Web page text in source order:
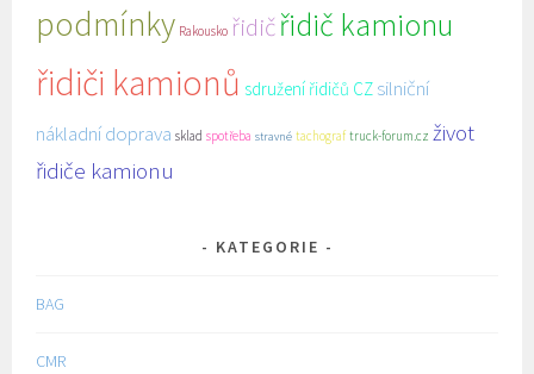
podmínky Rakousko řidičřidič kamionu
řidiči kamionů sdružení řidičů CZ silniční
nákladní doprava sklad spotřeba stravné tachograf truck-forum.cz život
řidiče kamionu
KATEGORIE
BAG
CMR